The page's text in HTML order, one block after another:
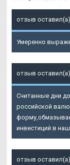
отзыв оставил(а)
Умеренно
отзыв оставил(а)
Считанные дни
российской
инвестиций в
отзыв оставил(а)